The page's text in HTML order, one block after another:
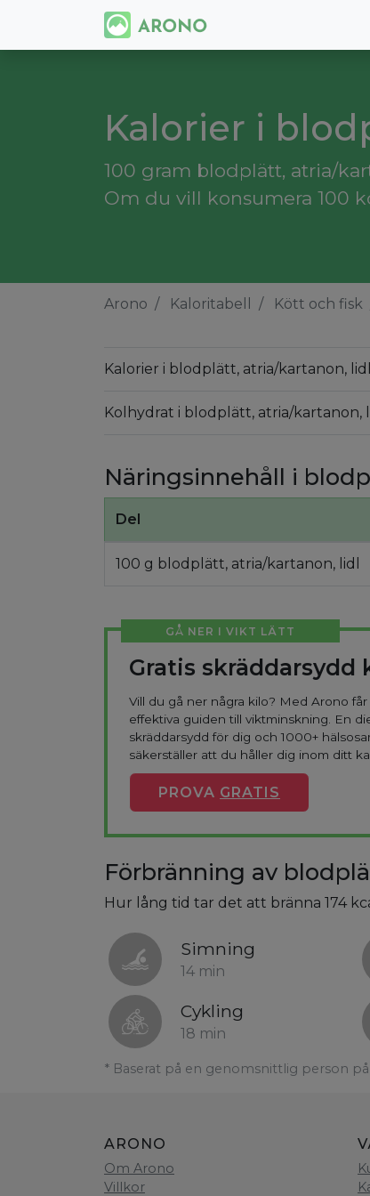
Kalorier i
100 gram blodplätt, atria/
Om du vill konsumera 100
Arono Kaloritabell Kött och fisk
Kalorier i blodplätt, atria/kartanon,
Kolhydrat i blodplätt, atria/kartanon,
Näringsinnehåll i
Del
100 g blodplätt, atria/kartanon, lidl
GÅ NER I VIKT LÄTT
Gratis skräddarsydd
Vill du gå ner några kilo? Med Arono
effektiva guiden till viktminskning. En
skräddarsydd för dig och 1000+
säkerställer att du håller dig inom ditt
PROVA GRATIS
Förbränning av
Hur lång tid tar det att bränna 174
Simning
14 min
Cykling
18 min
* Baserat på en genomsnittlig person
ARONO
Om Arono
Villkor